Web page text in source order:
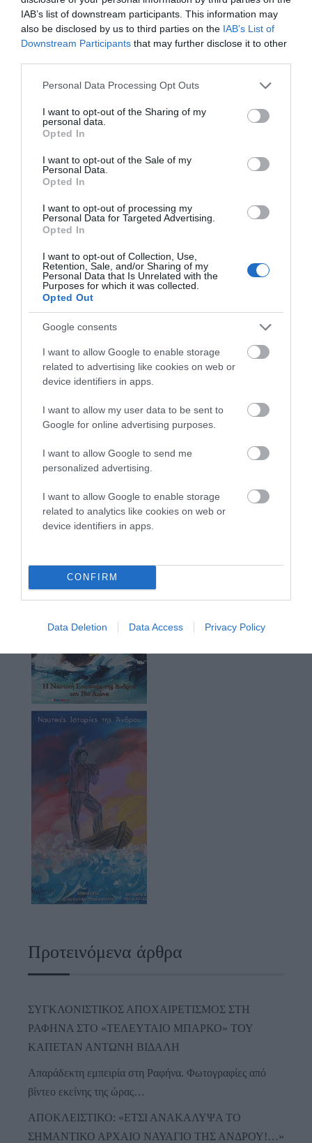
IAB’s list of downstream participants. This information may
also be disclosed by us to third parties on the IAB’s List of
Downstream Participants that may further disclose it to other
Please note that this website/app uses one or more Google
not limited to your visit or usage behaviour. You may click to
grant or deny consent to Google and its third-party tags to
use your data for below specified purposes in below Google
consent section.
Personal Data Processing Opt Outs
I want to opt-out of the Sharing of my
personal data.
Opted In
I want to opt-out of the Sale of my
Personal Data.
Opted In
I want to opt-out of processing my
Personal Data for Targeted Advertising.
Opted In
I want to opt-out of Collection, Use,
Retention, Sale, and/or Sharing of my
Personal Data that Is Unrelated with the
Purposes for which it was collected.
Opted Out
Google consents
I want to allow Google to enable storage
related to advertising like cookies on web or
device identifiers in apps.
I want to allow my user data to be sent to
Google for online advertising purposes.
I want to allow Google to send me
personalized advertising.
I want to allow Google to enable storage
related to analytics like cookies on web or
device identifiers in apps.
CONFIRM
Data Deletion Data Access Privacy Policy
Αποθήκευσε το όνομά μου, email, και τον ιστότοπο μου σε
αυτόν τον πλοηγό για την επόμενη φορά που θα σχολιάσω.
Προτεινόμενα άρθρα
ΣΥΓΚΛΟΝΙΣΤΙΚΟΣ ΑΠΟΧΑΙΡΕΤΙΣΜΟΣ ΣΤΗ
ΡΑΦΗΝΑ ΣΤΟ «ΤΕΛΕΥΤΑΙΟ ΜΠΑΡΚΟ» ΤΟΥ
ΚΑΠΕΤΑΝ ΑΝΤΩΝΗ ΒΙΔΑΛΗ
Απαράδεκτη εμπειρία στη Ραφήνα. Φωτογραφίες από
βίντεο εκείνης της ώρας…
ΑΠΟΚΛΕΙΣΤΙΚΟ: «ΕΤΣΙ ΑΝΑΚΑΛΥΨΑ ΤΟ
ΣΗΜΑΝΤΙΚΟ ΑΡΧΑΙΟ ΝΑΥΑΓΙΟ ΤΗΣ ΑΝΔΡΟΥ!…»